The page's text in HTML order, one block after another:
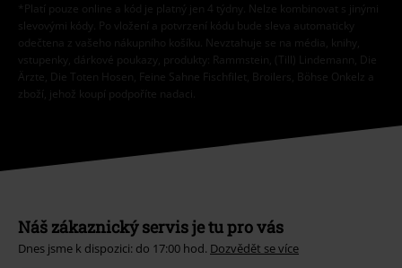
*Platí pouze online a kód je platný jen 4 týdny. Nelze kombinovat s jinými
slevovými kódy. Po vložení a potvrzení kódu bude sleva automaticky
odečtena z vašeho nákupního košíku. Nevztahuje se na média, knihy,
vstupenky, dárkové poukazy, produkty: Rammstein, (Till) Lindemann, Die
Ärzte, Die Toten Hosen, Feine Sahne Fischfilet, Broilers, Böhse Onkelz a
zboží, jehož koupí podpoříte nadaci.
Náš zákaznický servis je tu pro vás
Dnes jsme k dispozici: do 17:00 hod. Dozvědět se více